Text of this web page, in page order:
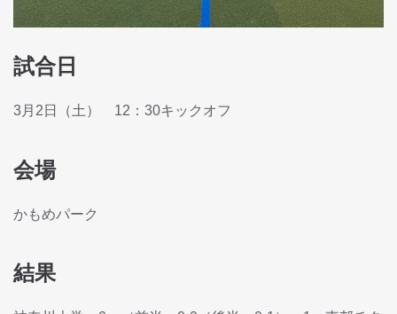
試合日
3月2日（土） 12：30キックオフ
会場
かもめパーク
結果